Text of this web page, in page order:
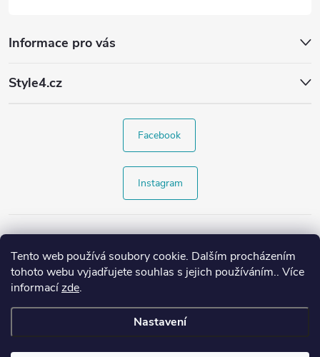
Tento web používá soubory cookie. Dalším procházením
tohoto webu vyjadřujete souhlas s jejich používáním.. Více
informacízde.
Nastavení
Informace pro vás
Style4.cz
Facebook
Instagram
Copyright 2026Style4.cz. Všechna práva vyhrazena.